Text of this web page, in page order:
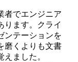
者でエンジニア
ります。クライ
ンテーションを
磨くよりも文書
ました。